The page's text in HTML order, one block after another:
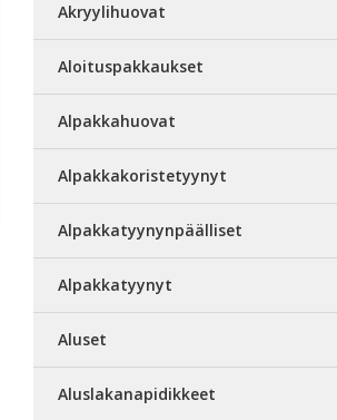
Akryylihuovat
Aloituspakkaukset
Alpakkahuovat
Alpakkakoristetyynyt
Alpakkatyynynpäälliset
Alpakkatyynyt
Aluset
Aluslakanapidikkeet